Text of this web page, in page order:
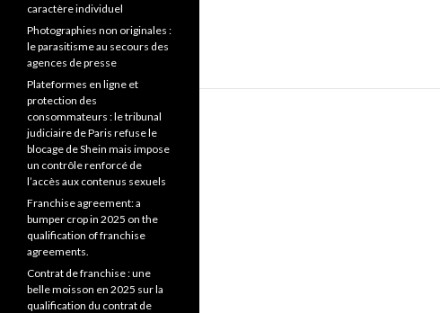
caractère individuel
Photographies non originales :
le parasitisme au secours des
agences de presse
Plateformes en ligne et
protection des
consommateurs : le tribunal
judiciaire de Paris refuse le
blocage de Shein mais impose
un contrôle renforcé de
l’accès aux contenus sexuels
Franchise agreement: a
bumper crop in 2025 on the
qualification of franchise
agreements.
Contrat de franchise : une
belle moisson en 2025 sur la
qualification du contrat de